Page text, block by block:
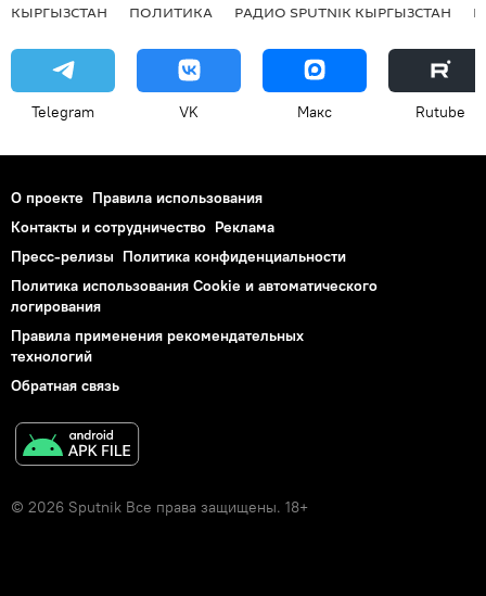
КЫРГЫЗСТАН ПОЛИТИКА РАДИО SPUTNIK КЫРГЫЗСТАН
Telegram VK Макс Rutube
О проекте Правила использования
Контакты и сотрудничество Реклама
Пресс-релизы Политика конфиденциальности
Политика использования Cookie и автоматического
логирования
Правила применения рекомендательных
технологий
Обратная связь
© 2026 Sputnik Все права защищены. 18+